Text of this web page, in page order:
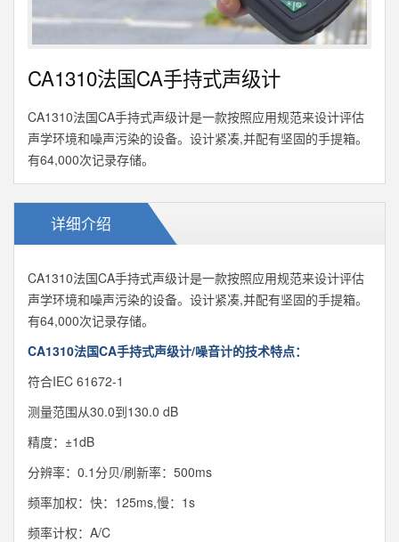
CA1310法国CA手持式声级计
CA1310法国CA手持式声级计是一款按照应用规范来设计评估
声学环境和噪声污染的设备。设计紧凑,并配有坚固的手提箱。
有64,000次记录存储。
详细介绍
CA1310法国CA手持式声级计是一款按照应用规范来设计评估
声学环境和噪声污染的设备。设计紧凑,并配有坚固的手提箱。
有64,000次记录存储。
CA1310法国CA手持式声级计/噪音计的技术特点：
符合IEC 61672-1
测量范围从30.0到130.0 dB
精度：±1dB
分辨率：0.1分贝/刷新率：500ms
频率加权：快：125ms,慢：1s
频率计权：A/C